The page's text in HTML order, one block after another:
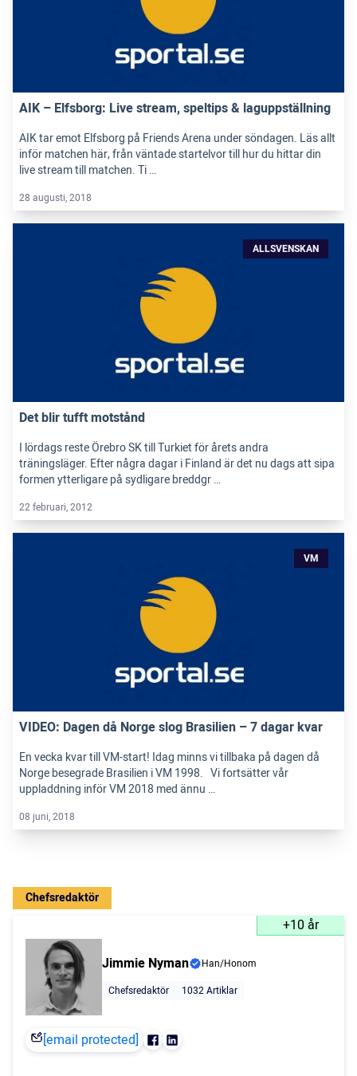
AIK – Elfsborg: Live stream, speltips & laguppställning
AIK tar emot Elfsborg på Friends Arena under söndagen. Läs allt
inför matchen här, från väntade startelvor till hur du hittar din
live stream till matchen. Ti …
28 augusti, 2018
ALLSVENSKAN
Det blir tufft motstånd
I lördags reste Örebro SK till Turkiet för årets andra
träningsläger. Efter några dagar i Finland är det nu dags att sipa
formen ytterligare på sydligare breddgr …
22 februari, 2012
VM
VIDEO: Dagen då Norge slog Brasilien – 7 dagar kvar
En vecka kvar till VM-start! Idag minns vi tillbaka på dagen då
Norge besegrade Brasilien i VM 1998. Vi fortsätter vår
uppladdning inför VM 2018 med ännu …
08 juni, 2018
Chefsredaktör
+10 år
Jimmie Nyman
Han/Honom
Chefsredaktör
1032 Artiklar
[email protected]